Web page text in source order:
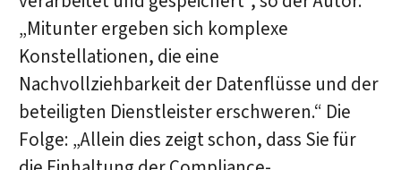
„Mitunter ergeben sich komplexe
Konstellationen, die eine
Nachvollziehbarkeit der Datenflüsse und der
beteiligten Dienstleister erschweren.“ Die
Folge: „Allein dies zeigt schon, dass Sie für